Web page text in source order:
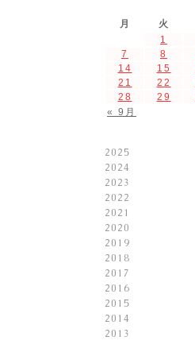
月
火
« 9月
1
7
8
14
15
21
22
28
29
2025
2024
2023
2022
2021
2020
2019
2018
2017
2016
2015
2014
2013